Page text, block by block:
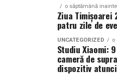
(Advertorial AI)
cu noua generație de
parfumerie. În cadrul unui
constrângeri comerciale și
Rezultatul este o colecție
construite în jurul
o săptămână inainte
Ziua
patru zile de
UNCATEGORIZED o
Studiu Xiaomi:
cameră de
dispozitiv